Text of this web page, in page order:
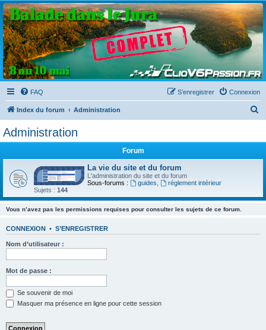
Clio V6 Passion
Le site français des passionnés de Clio V6
FAQ Connexion
S’enregistrer
Index du forum Administration
Administration
Forum
La vie du site et du forum
L'administration du site et du forum
Sous-forums :
guides,
réglement intérieur
Sujets : 144
Vous n’avez pas les permissions requises pour consulter les sujets de ce forum.
CONNEXION • S’ENREGISTRER
Nom d’utilisateur :
Mot de passe :
Se souvenir de moi
Masquer ma présence en ligne pour cette session